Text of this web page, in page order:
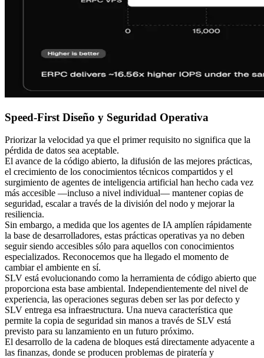
Speed-First Diseño y Seguridad Operativa
Priorizar la velocidad ya que el primer requisito no significa que la
pérdida de datos sea aceptable.
El avance de la código abierto, la difusión de las mejores prácticas,
el crecimiento de los conocimientos técnicos compartidos y el
surgimiento de agentes de inteligencia artificial han hecho cada vez
más accesible —incluso a nivel individual— mantener copias de
seguridad, escalar a través de la división del nodo y mejorar la
resiliencia.
Sin embargo, a medida que los agentes de IA amplíen rápidamente
la base de desarrolladores, estas prácticas operativas ya no deben
seguir siendo accesibles sólo para aquellos con conocimientos
especializados. Reconocemos que ha llegado el momento de
cambiar el ambiente en sí.
SLV está evolucionando como la herramienta de código abierto que
proporciona esta base ambiental. Independientemente del nivel de
experiencia, las operaciones seguras deben ser las por defecto y
SLV entrega esa infraestructura. Una nueva característica que
permite la copia de seguridad sin manos a través de SLV está
previsto para su lanzamiento en un futuro próximo.
El desarrollo de la cadena de bloques está directamente adyacente a
las finanzas, donde se producen problemas de piratería y